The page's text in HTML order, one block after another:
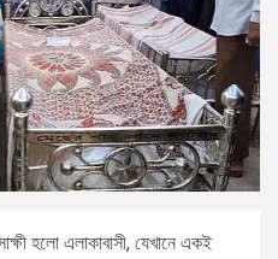
হলো এলাকাবাসী, যেখানে একই